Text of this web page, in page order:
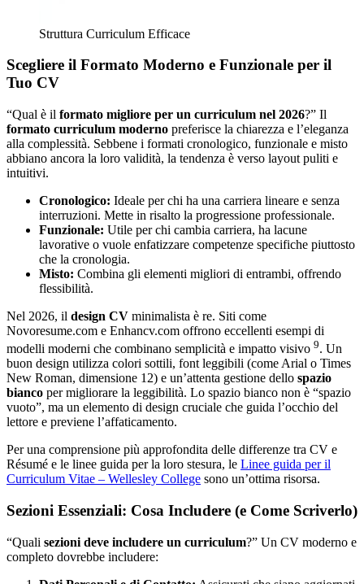
Struttura Curriculum Efficace
Scegliere il Formato Moderno e Funzionale per il
Tuo CV
“Qual è il formato migliore per un curriculum nel 2026?” Il
formato curriculum moderno preferisce la chiarezza e l’eleganza
alla complessità. Sebbene i formati cronologico, funzionale e misto
abbiano ancora la loro validità, la tendenza è verso layout puliti e
intuitivi.
Cronologico: Ideale per chi ha una carriera lineare e senza
interruzioni. Mette in risalto la progressione professionale.
Funzionale: Utile per chi cambia carriera, ha lacune
lavorative o vuole enfatizzare competenze specifiche piuttosto
che la cronologia.
Misto: Combina gli elementi migliori di entrambi, offrendo
flessibilità.
Nel 2026, il design CV minimalista è re. Siti come
Novoresume.com e Enhancv.com offrono eccellenti esempi di
modelli moderni che combinano semplicità e impatto visivo 9. Un
buon design utilizza colori sottili, font leggibili (come Arial o Times
New Roman, dimensione 12) e un’attenta gestione dello spazio
bianco per migliorare la leggibilità. Lo spazio bianco non è “spazio
vuoto”, ma un elemento di design cruciale che guida l’occhio del
lettore e previene l’affaticamento.
Per una comprensione più approfondita delle differenze tra CV e
Résumé e le linee guida per la loro stesura, le Linee guida per il
Curriculum Vitae – Wellesley College sono un’ottima risorsa.
Sezioni Essenziali: Cosa Includere (e Come Scriverlo)
“Quali sezioni deve includere un curriculum?” Un CV moderno e
completo dovrebbe includere: